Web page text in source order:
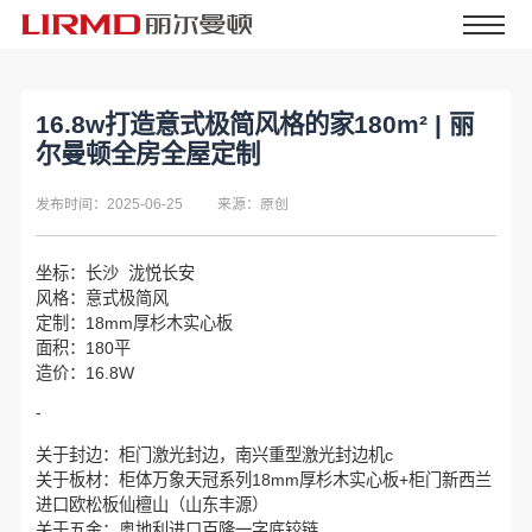
16.8w打造意式极简风格的家180m² | 丽
尔曼顿全房全屋定制
发布时间：2025-06-25 来源：原创
坐标：长沙 泷悦长安
风格：意式极简风
定制：18mm厚杉木实心板
面积：180平
造价：16.8W
-
关于封边：柜门激光封边，南兴重型激光封边机c
关于板材：柜体万象天冠系列18mm厚杉木实心板+柜门新西兰
进口欧松板仙檀山（山东丰源）